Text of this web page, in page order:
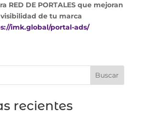
RED DE PORTALES que mejoran
de tu marca
imk.global/portal-ads/
Buscar
recientes